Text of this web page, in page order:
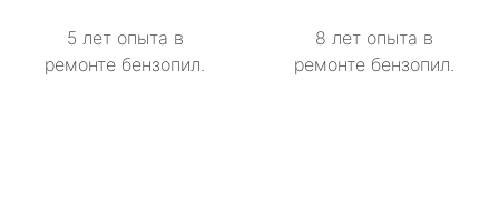
5 лет опыта в
ремонте бензопил.
8 лет опыта в
ремонте бензопил.